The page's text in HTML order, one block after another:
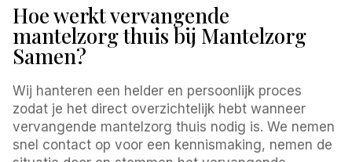
Hoe werkt vervangende
mantelzorg thuis bij Mantelzorg
Samen?
Wij hanteren een helder en persoonlijk proces
zodat je het direct overzichtelijk hebt wanneer
vervangende mantelzorg thuis nodig is. We nemen
snel contact op voor een kennismaking, nemen de